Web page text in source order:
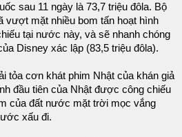
sau 11 ngày là 73,7 triệu đôla. Bộ
vượt mặt nhiều bom tấn hoạt hình
tại nước này, và sẽ nhanh chóng
Disney xác lập (83,5 triệu đôla).
tỏa cơn khát phim Nhật của khán giả
đầu tiên của Nhật được công chiếu
của đất nước mặt trời mọc vắng
xấu đi.